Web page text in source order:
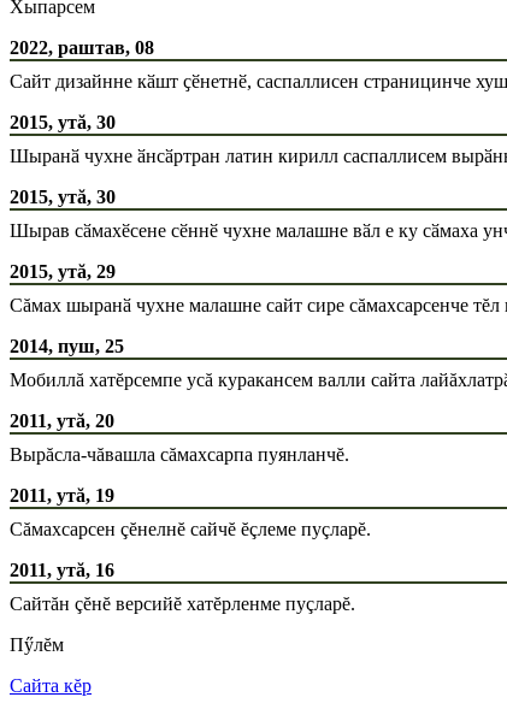
Хыпарсем
2022, раштав, 08
Сайт дизайнне кӑшт ҫӗнетнӗ, саспаллисен страницинче
2015, утă, 30
Шыранӑ чухне ӑнсӑртран латин кирилл саспаллисем
2015, утă, 30
Шырав сӑмахӗсене сӗннӗ чухне малашне вӑл е ку сӑмаха
2015, утă, 29
Сăмах шыранӑ чухне малашне сайт сире сăмахсарсенче тĕл
2014, пуш, 25
Мобиллă хатĕрсемпе усă куракансем валли сайта
2011, утă, 20
Вырăсла-чăвашла сăмахсарпа пуянланчĕ.
2011, утă, 19
Сăмахсарсен çĕнелнĕ сайчĕ ĕçлеме пуçларĕ.
2011, утă, 16
Сайтăн çĕнĕ версийĕ хатĕрленме пуçларĕ.
Пӳлĕм
Сайта кĕр